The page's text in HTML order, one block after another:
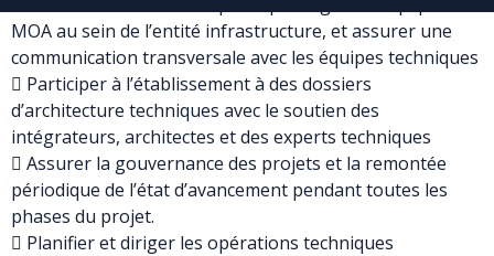
MOA au sein de l’entité infrastructure, et assurer une
communication transversale avec les équipes techniques
 Participer à l’établissement à des dossiers
d’architecture techniques avec le soutien des
intégrateurs, architectes et des experts techniques
 Assurer la gouvernance des projets et la remontée
périodique de l’état d’avancement pendant toutes les
phases du projet.
 Planifier et diriger les opérations techniques